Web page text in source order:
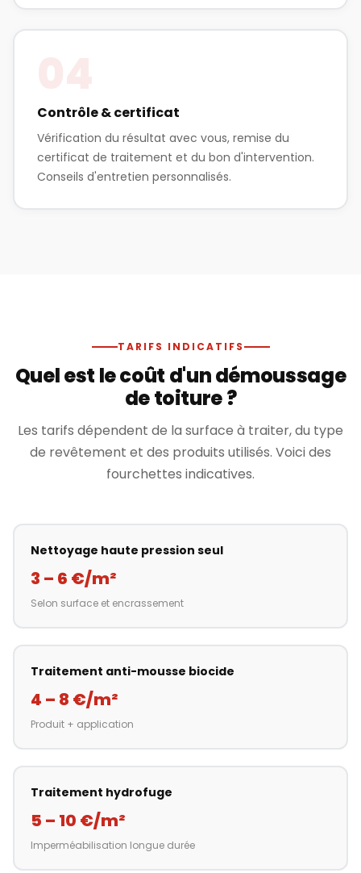
Contrôle & certificat
Vérification du résultat avec vous, remise du
certificat de traitement et du bon d'intervention.
Conseils d'entretien personnalisés.
TARIFS INDICATIFS
Quel est le coût d'un démoussage
de toiture ?
Les tarifs dépendent de la surface à traiter, du type
de revêtement et des produits utilisés. Voici des
fourchettes indicatives.
Nettoyage haute pression seul
3 – 6 €/m²
Selon surface et encrassement
Traitement anti-mousse biocide
4 – 8 €/m²
Produit + application
Traitement hydrofuge
5 – 10 €/m²
Imperméabilisation longue durée